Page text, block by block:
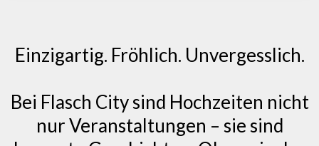
Einzigartig. Fröhlich. Unvergesslich.
Bei Flasch City sind Hochzeiten nicht
nur Veranstaltungen – sie sind